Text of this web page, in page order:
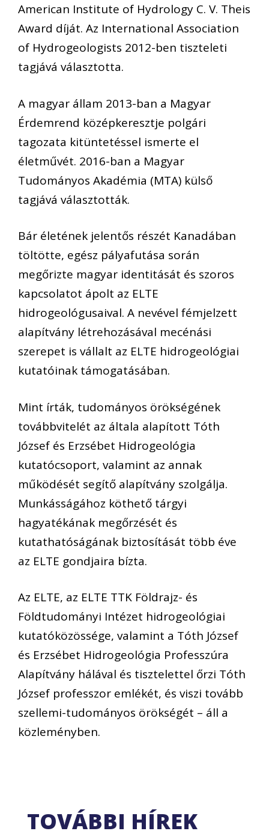
American Institute of Hydrology C. V. Theis
Award díját. Az International Association
of Hydrogeologists 2012-ben tiszteleti
tagjává választotta.
A magyar állam 2013-ban a Magyar
Érdemrend középkeresztje polgári
tagozata kitüntetéssel ismerte el
életművét. 2016-ban a Magyar
Tudományos Akadémia (MTA) külső
tagjává választották.
Bár életének jelentős részét Kanadában
töltötte, egész pályafutása során
megőrizte magyar identitását és szoros
kapcsolatot ápolt az ELTE
hidrogeológusaival. A nevével fémjelzett
alapítvány létrehozásával mecénási
szerepet is vállalt az ELTE hidrogeológiai
kutatóinak támogatásában.
Mint írták, tudományos örökségének
továbbvitelét az általa alapított Tóth
József és Erzsébet Hidrogeológia
kutatócsoport, valamint az annak
működését segítő alapítvány szolgálja.
Munkásságához köthető tárgyi
hagyatékának megőrzését és
kutathatóságának biztosítását több éve
az ELTE gondjaira bízta.
Az ELTE, az ELTE TTK Földrajz- és
Földtudományi Intézet hidrogeológiai
kutatóközössége, valamint a Tóth József
és Erzsébet Hidrogeológia Professzúra
Alapítvány hálával és tisztelettel őrzi Tóth
József professzor emlékét, és viszi tovább
szellemi-tudományos örökségét – áll a
közleményben.
TOVÁBBI HÍREK